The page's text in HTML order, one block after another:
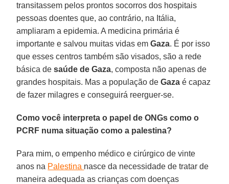
transitassem pelos prontos socorros dos hospitais
pessoas doentes que, ao contrário, na Itália,
ampliaram a epidemia. A medicina primária é
importante e salvou muitas vidas emGaza. É por isso
que esses centros também são visados, são a rede
básica desaúde de Gaza, composta não apenas de
grandes hospitais. Mas a população deGaza é capaz
de fazer milagres e conseguirá reerguer-se.
Como você interpreta o papel de ONGs como o
PCRF numa situação como a palestina?
Para mim, o empenho médico e cirúrgico de vinte
anos na Palestina nasce da necessidade de tratar de
maneira adequada as crianças com doenças